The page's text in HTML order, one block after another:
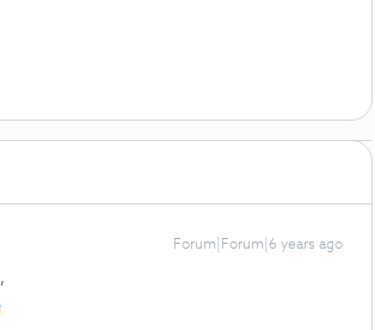
Forum|Forum|6 years ago
,